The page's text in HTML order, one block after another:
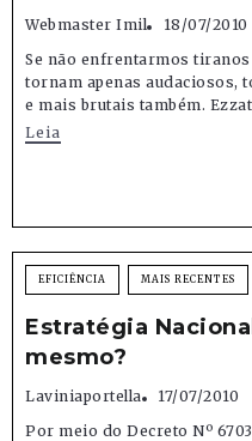
Webmaster Imil
18/07/2010
Se não enfrentarmos
tornam apenas audaciosos,
e mais brutais também.
Leia
EFICIÊNCIA MAIS RECENTES
Estratégia
mesmo?
Laviniaportella
17/07/2010
Por meio do Decreto Nº